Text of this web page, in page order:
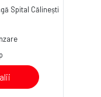
Spital Călinești